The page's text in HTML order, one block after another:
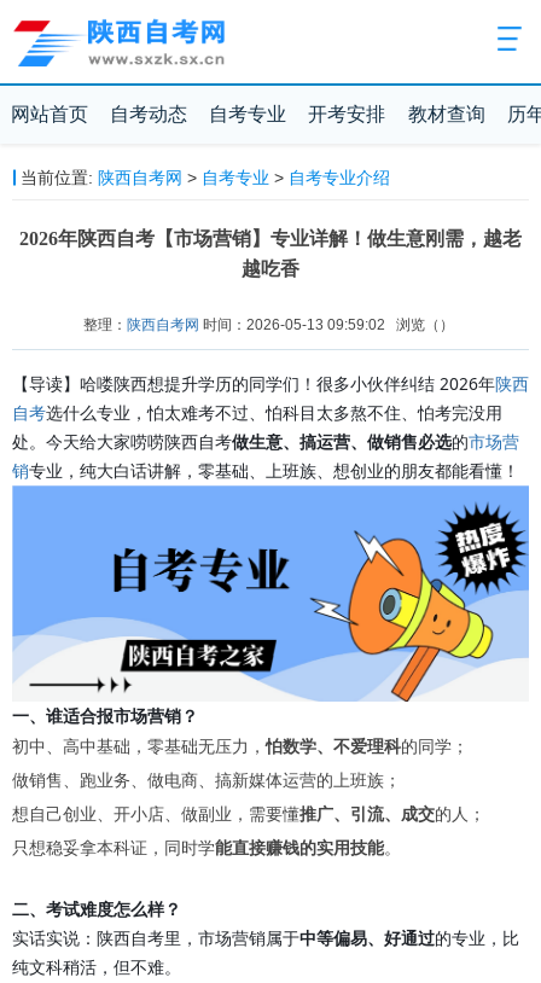
网站首页 自考动态 自考专业 开考安排 教材查询 历
当前位置: 陕西自考网 > 自考专业 > 自考专业介绍
2026年陕西自考【市场营销】专业详解！做生意刚需，越老
越吃香
整理： 陕西自考网 时间：2026-05-13 09:59:02 浏览（ ）
【导读】哈喽陕西想提升学历的同学们！很多小伙伴纠结 2026年陕西
自考选什么专业，怕太难考不过、怕科目太多熬不住、怕考完没用
处。今天给大家唠唠陕西自考做生意、搞运营、做销售必选的市场营
销专业，纯大白话讲解，零基础、上班族、想创业的朋友都能看懂！
一、谁适合报市场营销？
初中、高中基础，零基础无压力，怕数学、不爱理科的同学；
做销售、跑业务、做电商、搞新媒体运营的上班族；
想自己创业、开小店、做副业，需要懂推广、引流、成交的人；
只想稳妥拿本科证，同时学能直接赚钱的实用技能。
二、考试难度怎么样？
实话实说：陕西自考里，市场营销属于中等偏易、好通过的专业，比
纯文科稍活，但不难。